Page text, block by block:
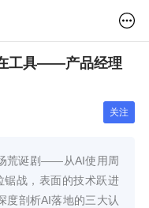
工具——产品经理
关注
荒诞剧——从AI使用周
锯战，表面的技术跃进
度剖析AI落地的三大认